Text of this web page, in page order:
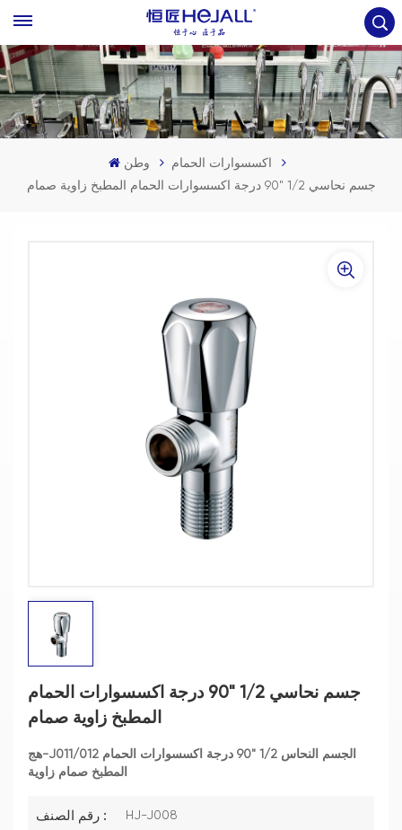
وطن
اكسسوارات الحمام
جسم نحاسي 1/2 "90 درجة اكسسوارات الحمام المطبخ زاوية صمام
جسم نحاسي 1/2 "90 درجة اكسسوارات الحمام
المطبخ زاوية صمام
هج-J011/012 الجسم النحاس 1/2 "90 درجة اكسسوارات الحمام
المطبخ صمام زاوية
رقم الصنف : HJ-J008